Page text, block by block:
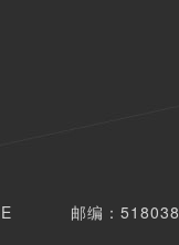
邮编：518038